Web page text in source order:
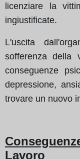
licenziare la
ingiustificate.
L'uscita
sofferenza della
conseguenze
depressione,
trovare un nuovo
Lavoro